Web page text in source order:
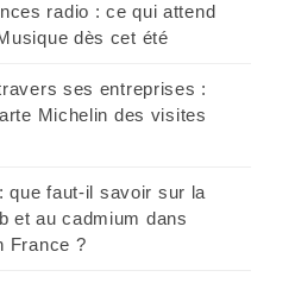
radio : ce qui attend
dès cet été
ses entreprises :
Michelin des visites
que faut-il savoir sur la
et au cadmium dans
France ?